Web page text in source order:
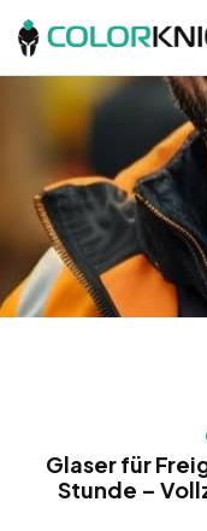
Glaser für
Stunde –